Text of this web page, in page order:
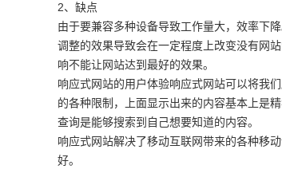
2、缺点
由于要兼容多种设备导致工作量大，效率下
调整的效果导致会在一定程度上改变没有网
响不能让网站达到最好的效果。
响应式网站的用户体验响应式网站可以将我
的各种限制，上面显示出来的内容基本上是
查询是能够搜索到自己想要知道的内容。
响应式网站解决了移动互联网带来的各种移
好。